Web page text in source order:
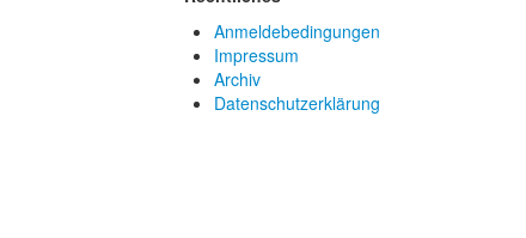
Anmeldebedingungen
Impressum
Archiv
Datenschutzerklärung